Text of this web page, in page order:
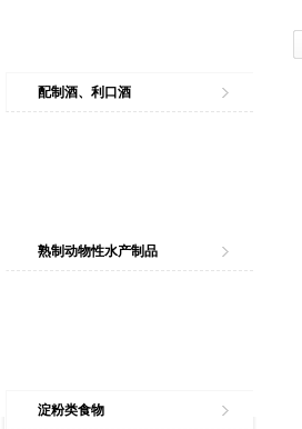
配制酒、利口酒
熟制动物性水产制品
淀粉类食物